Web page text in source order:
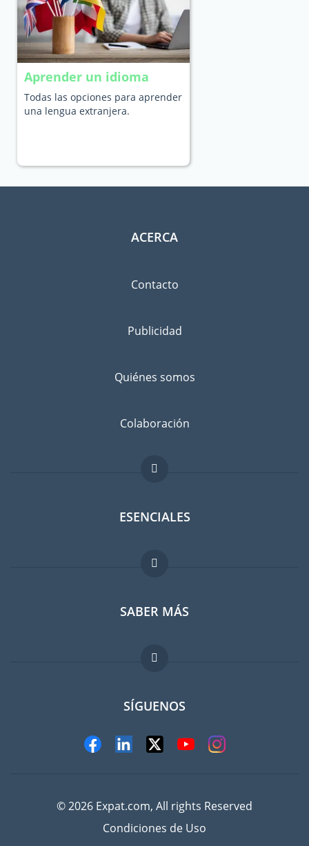
Aprender un idioma
Todas las opciones para aprender
una lengua extranjera.
ACERCA
Contacto
Publicidad
Quiénes somos
Colaboración
ESENCIALES
Foro para expatriados
Guia para expatriados
Trabajos en el extranjero
SABER MÁS
FAQ
SÍGUENOS
© 2026 Expat.com, All rights Reserved
Condiciones de Uso